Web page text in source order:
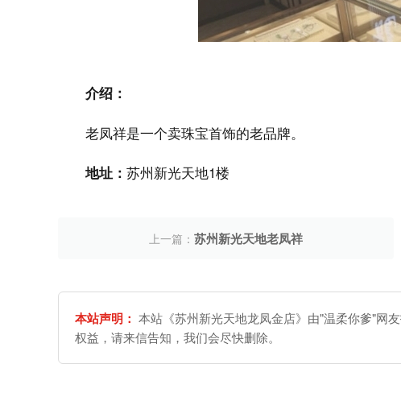
介绍：
老凤祥是一个卖珠宝首饰的老品牌。
地址： 苏州新光天地1楼
上一篇： 苏州新光天地老凤祥
本站声明： 本站《苏州新光天地龙凤金店》由"温柔你爹"网
权益，请来信告知，我们会尽快删除。